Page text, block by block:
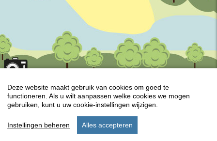
start verblijf instellingen
Deze website maakt gebruik van cookies om goed te
functioneren. Als u wilt aanpassen welke cookies we mogen
gebruiken, kunt u uw cookie-instellingen wijzigen.
Instellingen beheren Alles accepteren
Keyboard shortcuts Map Data